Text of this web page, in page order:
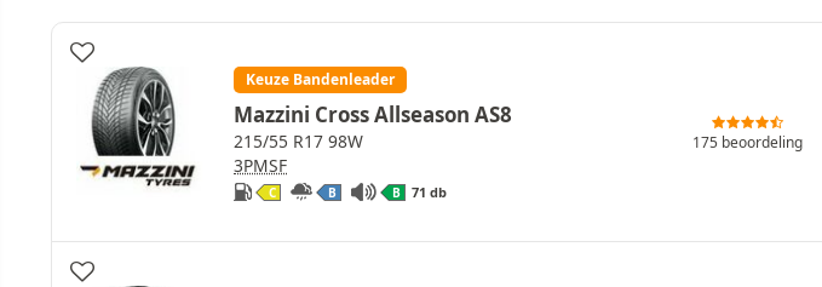
Keuze Bandenleader
Mazzini Cross Allseason AS8
215/55 R17 98W
3PMSF
C B B 71 db
175 beoordeling